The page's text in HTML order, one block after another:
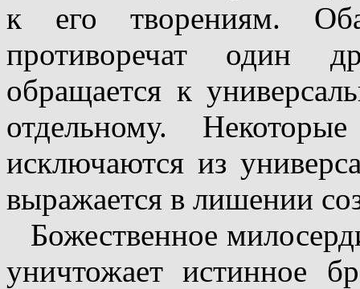
к его творениям.
противоречат один
обращается к
отдельному.
исключаются из
выражается в лишении
Божественное
уничтожает истинное